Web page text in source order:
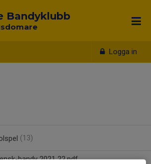
Logga in
Bandyklubb
(13)
bandy 2021 22.pdf